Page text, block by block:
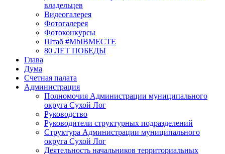
владельцев
Видеогалерея
Фотогалерея
Фотоконкурсы
Штаб #MbIBMECTE
80 ЛЕТ ПОБЕДЫ
Глава
Дума
Счетная палата
Администрация
Полномочия Администрации муниципального
округа Сухой Лог
Руководство
Руководители структурных подразделений
Структура Администрации муниципального
округа Сухой Лог
Деятельность начальников территориальных